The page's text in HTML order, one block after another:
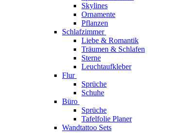
Skylines
Ornamente
Pflanzen
Schlafzimmer
Liebe & Romantik
Träumen & Schlafen
Sterne
Leuchtaufkleber
Flur
Sprüche
Schuhe
Büro
Sprüche
Tafelfolie Planer
Wandtattoo Sets